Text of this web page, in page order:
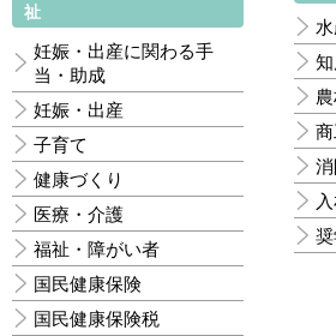
祉
妊娠・出産に関わる手
当・助成
妊娠・出産
子育て
健康づくり
医療・介護
福祉・障がい者
国民健康保険
国民健康保険税